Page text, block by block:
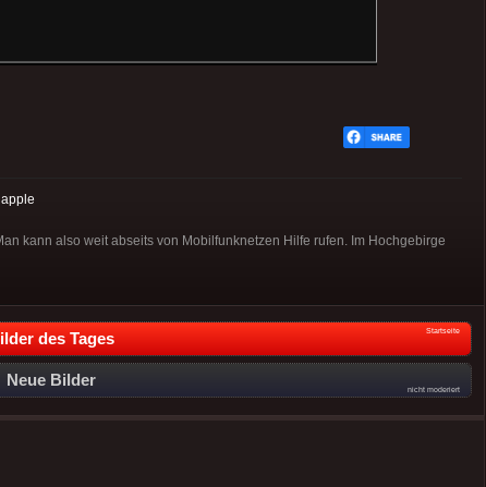
apple
kann also weit abseits von Mobilfunknetzen Hilfe rufen. Im Hochgebirge
des Tages Startseite
Neue Bilder
nicht moderiert